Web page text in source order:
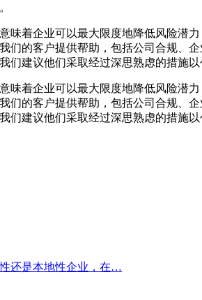
味着企业可以最大限度地降低风险潜
们的客户提供帮助，包括公司合规、
们建议他们采取经过深思熟虑的措施以
味着企业可以最大限度地降低风险潜
们的客户提供帮助，包括公司合规、
们建议他们采取经过深思熟虑的措施以
还是本地性企业，在…